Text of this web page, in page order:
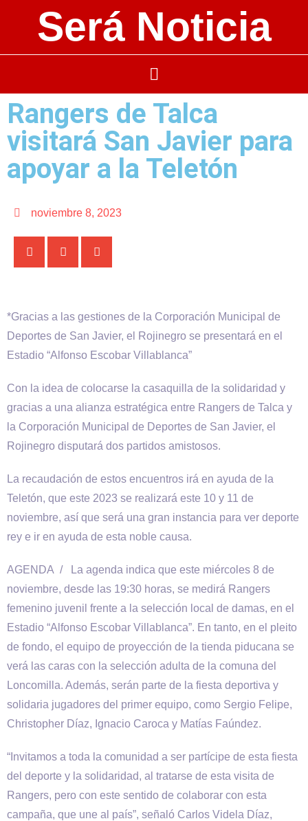
Será Noticia
Rangers de Talca
visitará San Javier para
apoyar a la Teletón
noviembre 8, 2023
*Gracias a las gestiones de la Corporación Municipal de
Deportes de San Javier, el Rojinegro se presentará en el
Estadio “Alfonso Escobar Villablanca”
Con la idea de colocarse la casaquilla de la solidaridad y
gracias a una alianza estratégica entre Rangers de Talca y
la Corporación Municipal de Deportes de San Javier, el
Rojinegro disputará dos partidos amistosos.
La recaudación de estos encuentros irá en ayuda de la
Teletón, que este 2023 se realizará este 10 y 11 de
noviembre, así que será una gran instancia para ver deporte
rey e ir en ayuda de esta noble causa.
AGENDA / La agenda indica que este miércoles 8 de
noviembre, desde las 19:30 horas, se medirá Rangers
femenino juvenil frente a la selección local de damas, en el
Estadio “Alfonso Escobar Villablanca”. En tanto, en el pleito
de fondo, el equipo de proyección de la tienda piducana se
verá las caras con la selección adulta de la comuna del
Loncomilla. Además, serán parte de la fiesta deportiva y
solidaria jugadores del primer equipo, como Sergio Felipe,
Christopher Díaz, Ignacio Caroca y Matías Faúndez.
“Invitamos a toda la comunidad a ser partícipe de esta fiesta
del deporte y la solidaridad, al tratarse de esta visita de
Rangers, pero con este sentido de colaborar con esta
campaña, que une al país”, señaló Carlos Videla Díaz,